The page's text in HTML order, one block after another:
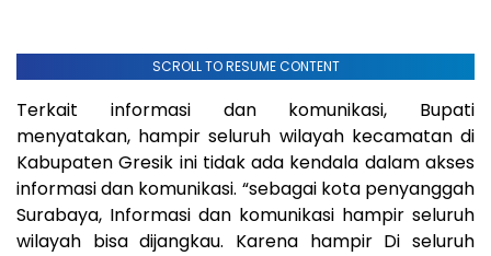
SCROLL TO RESUME CONTENT
Terkait informasi dan komunikasi, Bupati
menyatakan, hampir seluruh wilayah kecamatan di
Kabupaten Gresik ini tidak ada kendala dalam akses
informasi dan komunikasi. “sebagai kota penyanggah
Surabaya, Informasi dan komunikasi hampir seluruh
wilayah bisa dijangkau. Karena hampir Di seluruh